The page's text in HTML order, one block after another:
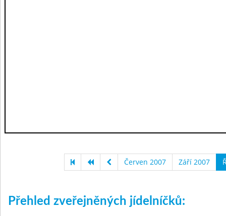
Červen 2007 Září 2007
Přehled zveřejněných jídelníčků: